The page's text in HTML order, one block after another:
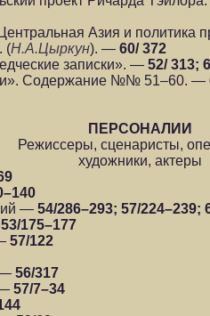
Азия и политика
(Н.А.Цыркун). — 60/ 372
записки». — 52/ 313;
Содержание №№ 51–60. —
ПЕРСОНАЛИИ
Режиссеры, сценаристы,
художники, актеры
— 54/286–293; 57/224–239;
53/175–177
57/122
56/317
57/7–34